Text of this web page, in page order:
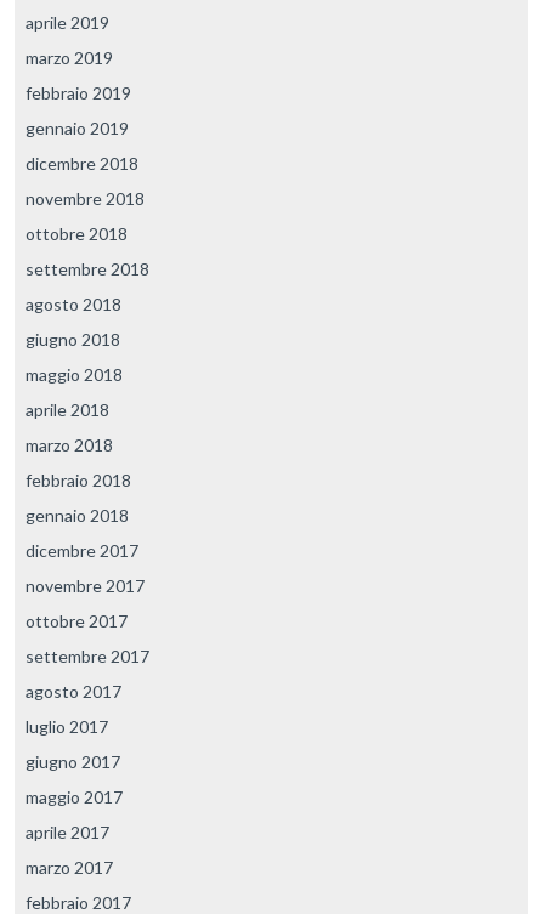
aprile 2019
marzo 2019
febbraio 2019
gennaio 2019
dicembre 2018
novembre 2018
ottobre 2018
settembre 2018
agosto 2018
giugno 2018
maggio 2018
aprile 2018
marzo 2018
febbraio 2018
gennaio 2018
dicembre 2017
novembre 2017
ottobre 2017
settembre 2017
agosto 2017
luglio 2017
giugno 2017
maggio 2017
aprile 2017
marzo 2017
febbraio 2017